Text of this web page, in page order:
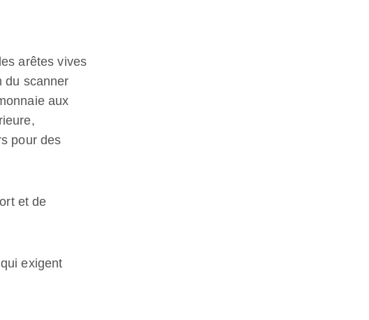
arêtes vives
du scanner
aux
pour des
et de
exigent